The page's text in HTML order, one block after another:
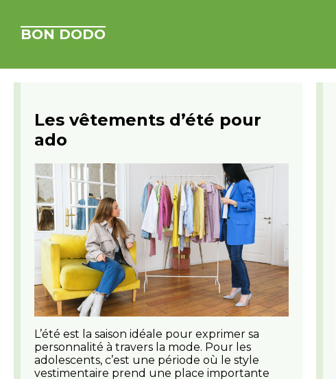
BON DODO
Les vêtements d’été pour
ado
L’été est la saison idéale pour exprimer sa
personnalité à travers la mode. Pour les
adolescents, c’est une période où le style
vestimentaire prend une place importante